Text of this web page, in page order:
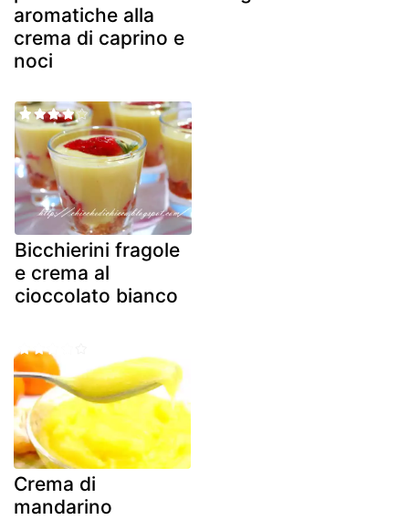
aromatiche alla
crema di caprino e
noci
Bicchierini fragole
e crema al
cioccolato bianco
Crema di
mandarino